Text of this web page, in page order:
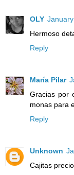
OLY
Hermoso
Reply
María Pilar
Gracias por
monas para
Reply
Unknown
Cajitas